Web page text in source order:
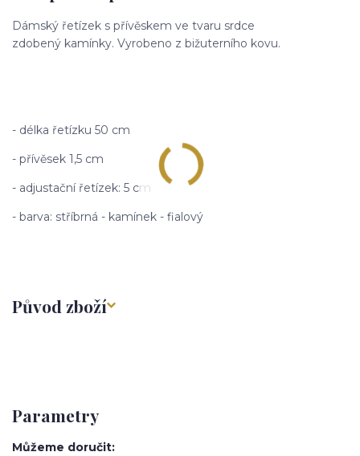
Dámský řetízek s přívěskem ve tvaru srdce
zdobený kamínky. Vyrobeno z bižuterního kovu.
- délka řetízku 50 cm
- přívěsek 1,5 cm
- adjustační řetízek: 5 cm
- barva: stříbrná - kamínek - fialový
Původ zboží
Parametry
Můžeme doručit